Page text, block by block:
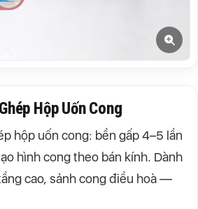
Hộp Uốn Cong
hộp uốn cong: bền gấp 4–5 lần
hình cong theo bán kính. Dành
cao, sảnh cong điều hoà —